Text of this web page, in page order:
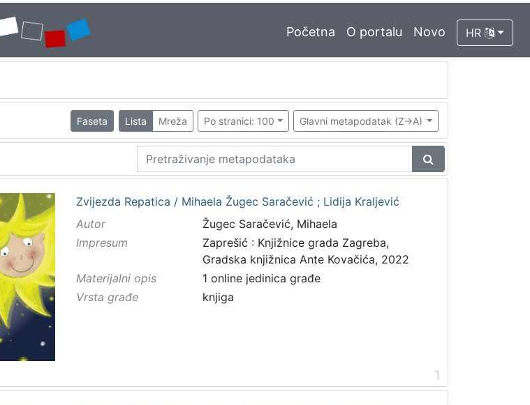
Početna O portalu Novo HR
Faseta Lista Mreža Po stranici: 100 Glavni metapodatak (Z->A)
Zvijezda Repatica / Mihaela Žugec Saračević ; Lidija Kraljević
Autor
Žugec Saračević, Mihaela
Impresum
Zaprešić : Knjižnice grada Zagreba,
Gradska knjižnica Ante Kovačića, 2022
Materijalni opis
1 online jedinica građe
Vrsta građe
knjiga
1